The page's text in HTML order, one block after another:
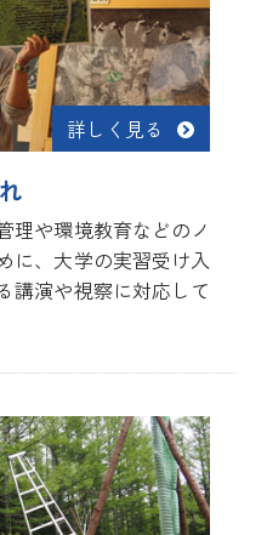
詳しく見る
理や環境教育などのノ
に、大学の実習受け入
講演や視察に対応して